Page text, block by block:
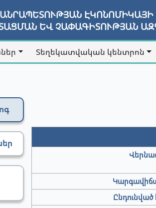
ԵՎ ՉԱՓԱԳԻՏՈՒԹՅԱՆ
Տեղեկատվական կենտրոն
Ընդունված